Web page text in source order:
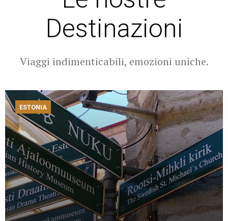
Destinazioni
Viaggi indimenticabili, emozioni uniche.
ESTONIA